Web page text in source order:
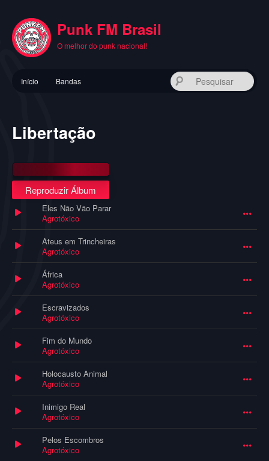
conteúdo
principal
Punk FM Brasil
O melhor do punk nacional!
principal
Início Bandas
Libertação
Reproduzir Álbum
Eles Não Vão Parar
Agrotóxico
Ateus em Trincheiras
Agrotóxico
África
Agrotóxico
Escravizados
Agrotóxico
Fim do Mundo
Agrotóxico
Holocausto Animal
Agrotóxico
Inimigo Real
Agrotóxico
Pelos Escombros
Agrotóxico